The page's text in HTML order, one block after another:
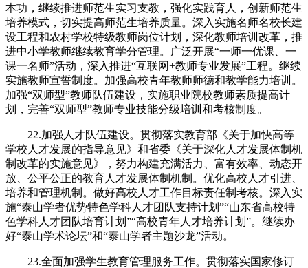
本功，继续推进师范生实习支教，强化实践育人，创新师范生
培养模式，切实提高师范生培养质量。深入实施名师名校长建
设工程和农村学校特级教师岗位计划，深化教师培训改革，推
进中小学教师继续教育学分管理。广泛开展“一师一优课、一
课一名师”活动，深入推进“互联网+教师专业发展”工程。继续
实施教师宣誓制度。加强高校青年教师师德和教学能力培训。
加强“双师型”教师队伍建设，实施职业院校教师素质提高计
划，完善“双师型”教师专业技能分级培训和考核制度。
22.加强人才队伍建设。贯彻落实教育部《关于加快高等
学校人才发展的指导意见》和省委《关于深化人才发展体制机
制改革的实施意见》，努力构建充满活力、富有效率、动态开
放、公平公正的教育人才发展体制机制。优化高校人才引进、
培养和管理机制。做好高校人才工作目标责任制考核。深入实
施“泰山学者优势特色学科人才团队支持计划”“山东省高校特
色学科人才团队培育计划”“高校青年人才培养计划”。继续办
好“泰山学术论坛”和“泰山学者主题沙龙”活动。
23.全面加强学生教育管理服务工作。贯彻落实国家修订